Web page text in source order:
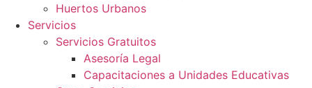
Huertos Urbanos
Servicios
Servicios Gratuitos
Asesoría Legal
Capacitaciones a Unidades Educativas